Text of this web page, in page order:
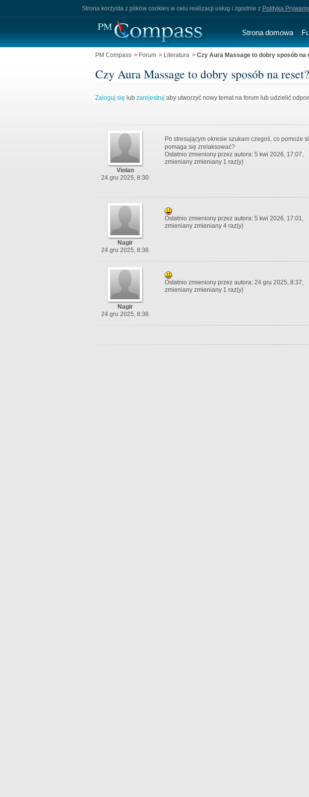
Strona korzysta z plików cookies w celu realizacji usług i zgodnie z Polityką
Strona domowa
PM Compass > Forum > Literatura > Czy Aura Massage to dobry sposób na
Czy Aura Massage to dobry sposób na
Zaloguj się lub zarejestruj aby utworzyć nowy temat na forum lub udzielić
Violan
24 gru 2025, 8:30
Po stresującym okresie szukam czegoś, co pomoże
pomaga się zrelaksować?
Ostatnio zmieniony przez autora: 5 kwi 2026, 17:07,
zmieniany zmieniany 1 raz(y)
Nagir
24 gru 2025, 8:36
Ostatnio zmieniony przez autora: 5 kwi 2026, 17:01,
zmieniany zmieniany 4 raz(y)
Nagir
24 gru 2025, 8:36
Ostatnio zmieniony przez autora: 24 gru 2025, 8:37,
zmieniany zmieniany 1 raz(y)